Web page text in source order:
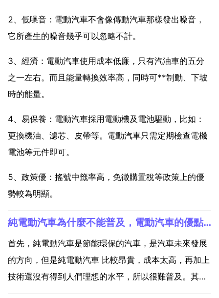
2、低噪音：電動汽車不會像傳動汽車那樣發出噪音，
它所產生的噪音幾乎可以忽略不計。
3、經濟：電動汽車使用成本低廉，只有汽油車的五分
之一左右。而且能量轉換效率高，同時可**制動、下坡
時的能量。
4、易保養：電動汽車採用電動機及電池驅動，比如：
更換機油、濾芯、皮帶等。電動汽車只需定期檢查電機
電池等元件即可。
5、政策優：搖號中籤率高，免徵購置稅等政策上的優
勢較為明顯。
純電動汽車為什麼不能普及，電動汽車的優點，為什麼沒有普及？
首先，純電動汽車是節能環保的汽車，是汽車未來發展
的方向，但是純電動汽車 比較昂貴，成本太高，再加上
技術還沒有得到人們理想的水平，所以很難普及。其